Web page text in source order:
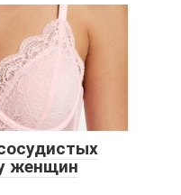
женщин